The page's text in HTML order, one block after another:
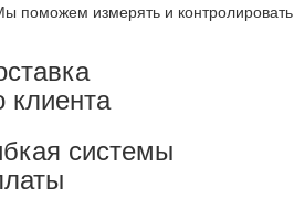
поможем измерять и
клиента
системы